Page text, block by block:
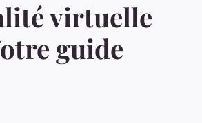
virtuelle
guide